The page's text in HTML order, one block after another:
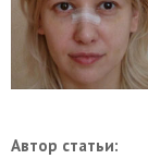
Автор статьи: